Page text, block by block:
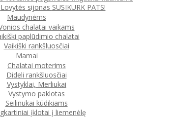
Lovytės sijonas SUSIKURK PATS!
Maudynėms
chalatai vaikams
paplūdimio chalatai
Vaikiški rankšluosčiai
Mamai
Chalatai moterims
Dideli rankšluosčiai
Vystyklai, Merliukai
Vystymo paklotas
Seilinukai kūdikiams
įklotai į liemenėlę